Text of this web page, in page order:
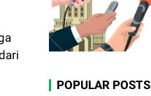
POPULAR POSTS